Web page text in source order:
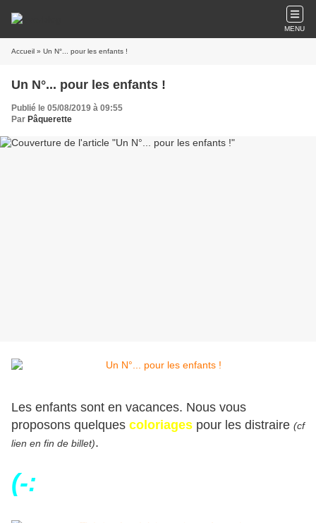
MENU
Accueil » Un N°... pour les enfants !
Un N°... pour les enfants !
Publié le 05/08/2019 à 09:55
Par Pâquerette
Les enfants sont en vacances. Nous vous
proposons quelques coloriages pour les distraire (cf
lien en fin de billet).
(-: